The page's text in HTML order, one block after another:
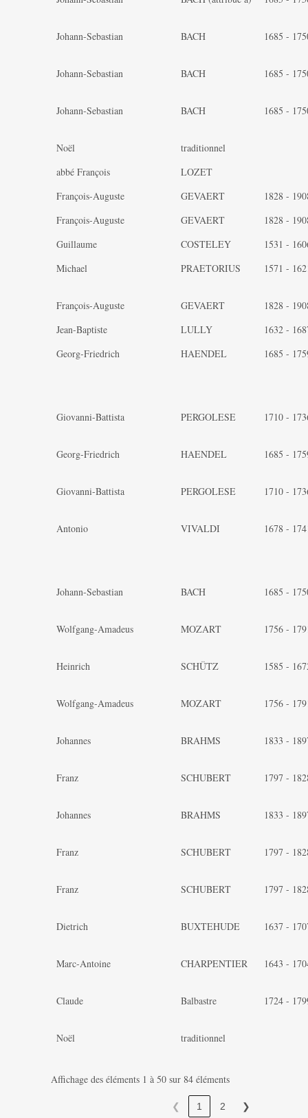
Johann-Sebastian BACH 1685 -
Johann-Sebastian BACH 1685 -
Johann-Sebastian BACH 1685 -
Noël
traditionnel
abbé François
LOZET
François-Auguste
GEVAERT
1828 -
François-Auguste
GEVAERT
1828 -
Guillaume
COSTELEY
1531 -
Michael
PRAETORIUS 1571 -
François-Auguste GEVAERT
1828 -
Jean-Baptiste
LULLY
1632 -
Georg-Friedrich
HAENDEL 1685 -
Giovanni-Battista PERGOLESE 1710 -
Georg-Friedrich HAENDEL 1685 -
Giovanni-Battista PERGOLESE 1710 -
Antonio VIVALDI 1678 -
Johann-Sebastian BACH 1685 -
Wolfgang-Amadeus MOZART 1756 -
Heinrich SCHÜTZ 1585 -
Wolfgang-Amadeus MOZART 1756 -
Johannes BRAHMS 1833 -
Franz SCHUBERT 1797 -
Johannes BRAHMS 1833 -
Franz SCHUBERT 1797 -
Franz SCHUBERT 1797 -
Dietrich BUXTEHUDE 1637 -
Marc-Antoine CHARPENTIER 1643 -
Claude Balbastre 1724 -
Noël traditionnel
Affichage des éléments 1 à 50 sur 84 éléments
❮ 1 2 ❯